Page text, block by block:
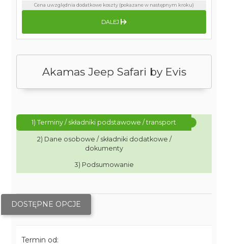
Akamas Jeep Safari by Evis
1) Terminy / składniki podstawowe / transport
2) Dane osobowe / składniki dodatkowe /
dokumenty
3) Podsumowanie
DOSTĘPNE OPCJE
Termin od:
Cena uwzględnia dodatkowe koszty (pokazane w następnym kroku)
DALEJ